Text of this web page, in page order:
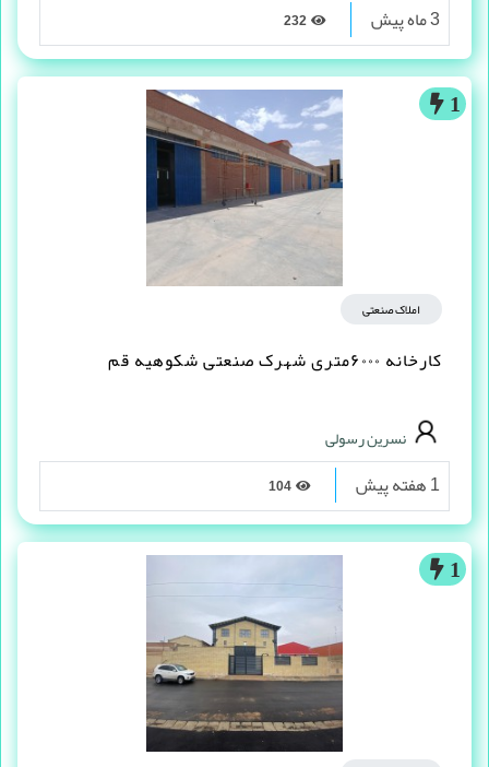
3 ماه پیش
1
املاک صنعتی
کارخانه ۶۰۰۰متری شهرک صنعتی شکوهیه قم
نسرین رسولی
1 هفته پیش
1